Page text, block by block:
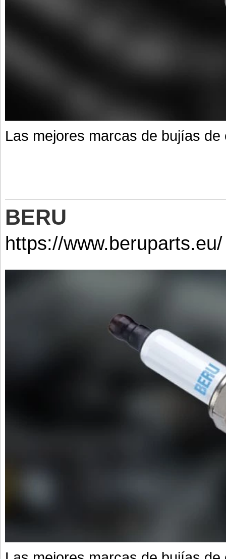
Las mejores marcas de bujías de
BERU
https://www.beruparts.eu/